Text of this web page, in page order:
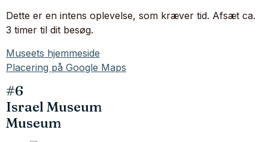
Dette er en intens oplevelse, som kræver tid. Afsæt ca.
3 timer til dit besøg.
Museets hjemmeside
Placering på Google Maps
#6
Israel Museum
Museum